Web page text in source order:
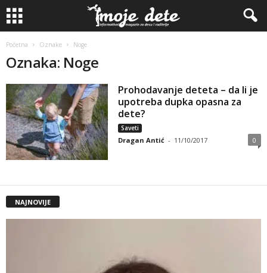
Početna Oznake Noge
Oznaka: Noge
Prohodavanje deteta – da li je
upotreba dupka opasna za
dete?
Saveti
Dragan Antić - 11/10/2017 0
NAJNOVIJE